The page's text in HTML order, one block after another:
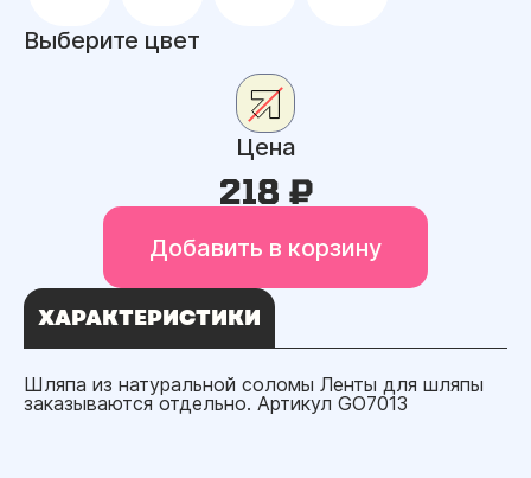
Выберите цвет
Цена
218 ₽
Добавить в корзину
ХАРАКТЕРИСТИКИ
Шляпа из натуральной соломы Ленты для шляпы
заказываются отдельно. Артикул GO7013